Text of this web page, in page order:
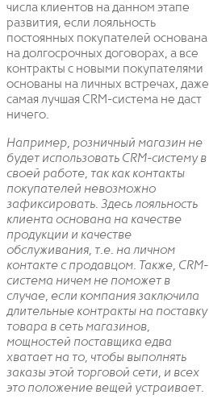
числа клиентов на данном этапе
развития, если лояльность
постоянных покупателей основана
на долгосрочных договорах, а все
контракты с новыми покупателями
основаны на личных встречах, даже
самая лучшая CRM-система не даст
ничего.
Например, розничный магазин не
будет использовать CRM-систему в
своей работе, так как контакты
покупателей невозможно
зафиксировать. Здесь лояльность
клиента основана на качестве
продукции и качестве
обслуживания, т.е. на личном
контакте с продавцом. Также, CRM-
система ничем не поможет в
случае, если компания заключила
длительные контракты на поставку
товара в сеть магазинов,
мощностей поставщика едва
хватает на то, чтобы выполнять
заказы этой торговой сети, и всех
это положение вещей устраивает.